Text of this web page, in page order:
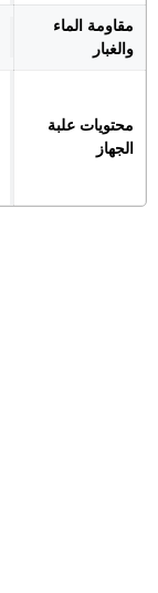
مقاومة الماء
والغبار
محتويات علبة
الجهاز